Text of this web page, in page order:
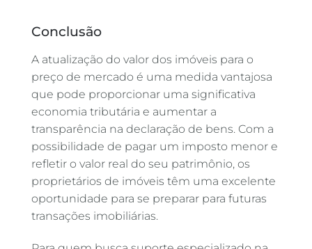
Conclusão
A atualização do valor dos imóveis para o
preço de mercado é uma medida vantajosa
que pode proporcionar uma significativa
economia tributária e aumentar a
transparência na declaração de bens. Com a
possibilidade de pagar um imposto menor e
refletir o valor real do seu patrimônio, os
proprietários de imóveis têm uma excelente
oportunidade para se preparar para futuras
transações imobiliárias.